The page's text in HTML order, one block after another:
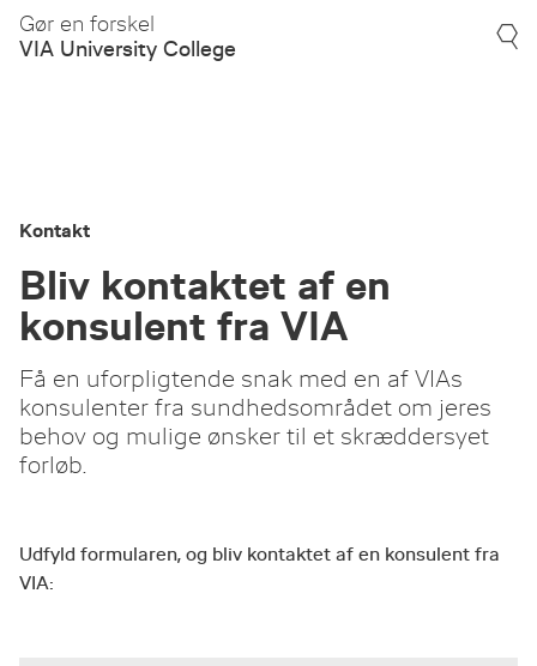
Gør en forskel
VIA University College
Kontakt
Bliv kontaktet af en
konsulent fra VIA
Få en uforpligtende snak med en af VIAs
konsulenter fra sundhedsområdet om jeres
behov og mulige ønsker til et skræddersyet
forløb.
Udfyld formularen, og bliv kontaktet af en konsulent fra
VIA: